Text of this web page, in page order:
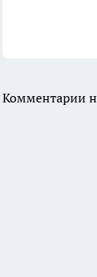
Комментарии